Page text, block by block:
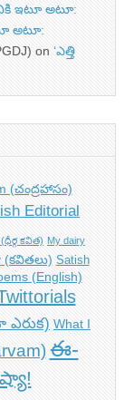
ఇటూ అటూ:
అటూ:
on ‘ఎత్తి
(చంద్రహాసం)
Editorial
(ధీర్గ కవిత) My dairy
(కవితలు) Satish
(English)
ఎరుక) What I
ఈ-